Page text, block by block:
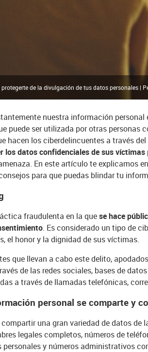
de la divulgación de tus datos personales |
nuestra información
puede ser utilizada por otras personas
hacen los ciberdelincuentes a través
los datos confidenciales de sus víctimas
En este artículo te explicamos
para que puedas blindar tu
fraudulenta en la quese hace
. Es considerado un tipo de
el honor y la dignidad de sus víctimas.
que llevan a cabo este delito,
de las redes sociales, bases de
a través de llamadas telefónicas,
personal se comparte y
una gran variedad de datos de
legales completos, números de
y números administrativos